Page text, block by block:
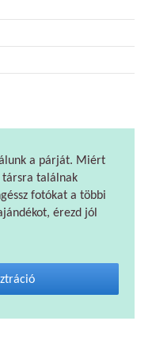
a párját. Miért
társra találnak
fotókat a többi
érezd jól